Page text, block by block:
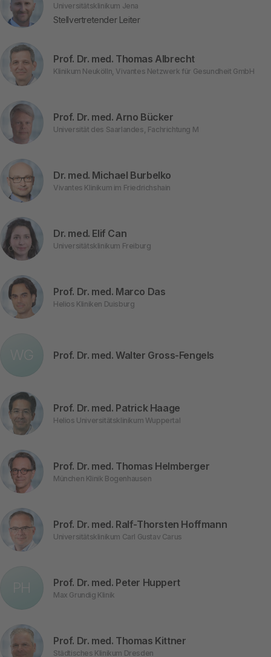
Universitätsklinikum Jena
Stellvertretender Leiter
Prof. Dr. med. Thomas Albrecht
Klinikum Neukölln, Vivantes Netzwerk für Gesundheit GmbH
Prof. Dr. med. Arno Bücker
Universität des Saarlandes, Fachrichtung M
Dr. med. Michael Burbelko
Vivantes Klinikum im Friedrichshain
Dr. med. Elif Can
Universitätsklinikum Freiburg
Prof. Dr. med. Marco Das
Helios Kliniken Duisburg
WG Prof. Dr. med. Walter Gross-Fengels
Prof. Dr. med. Patrick Haage
Helios Universitätsklinikum Wuppertal
Prof. Dr. med. Thomas Helmberger
München Klinik Bogenhausen
Prof. Dr. med. Ralf-Thorsten Hoffmann
Universitätsklinikum Carl Gustav Carus
PH Prof. Dr. med. Peter Huppert
Max Grundig Klinik
Prof. Dr. med. Thomas Kittner
Städtisches Klinikum Dresden